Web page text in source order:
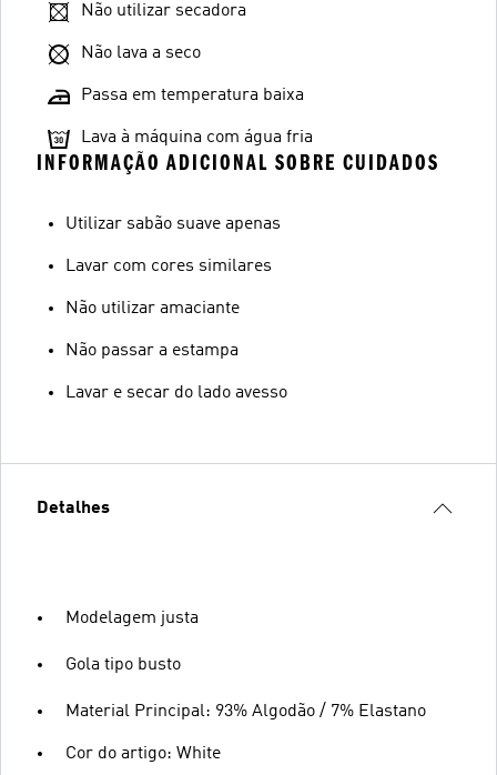
Não utilizar secadora
Não lava a seco
Passa em temperatura baixa
Lava à máquina com água fria
INFORMAÇÃO ADICIONAL SOBRE CUIDADOS
Utilizar sabão suave apenas
Lavar com cores similares
Não utilizar amaciante
Não passar a estampa
Lavar e secar do lado avesso
Detalhes
Modelagem justa
Gola tipo busto
Material Principal: 93% Algodão / 7% Elastano
Cor do artigo: White